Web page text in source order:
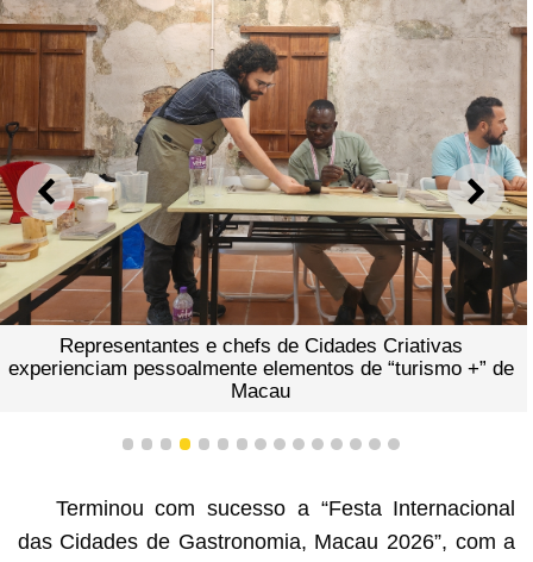
ANTERIOR
Representantes e chefs de Cidades Criativas
experienciam pessoalmente elementos de “turismo +” de
Macau
1 2 3 4 5 6 7 8 9 101112131415
Terminou com sucesso a “Festa Internacional
das Cidades de Gastronomia, Macau 2026”, com a